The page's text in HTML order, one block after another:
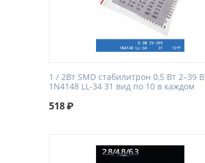
1 / 2Вт SMD стабилитрон 0,5 Вт 2–39 В
1N4148 LL-34 31 вид по 10 в каждом
518₽